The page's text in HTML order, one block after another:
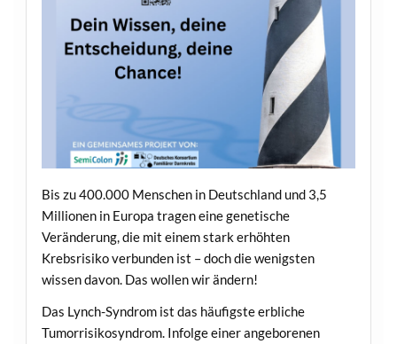
Bis zu 400.000 Menschen in Deutschland und 3,5
Millionen in Europa tragen eine genetische
Veränderung, die mit einem stark erhöhten
Krebsrisiko verbunden ist – doch die wenigsten
wissen davon. Das wollen wir ändern!
Das Lynch-Syndrom ist das häufigste erbliche
Tumorrisikosyndrom. Infolge einer angeborenen